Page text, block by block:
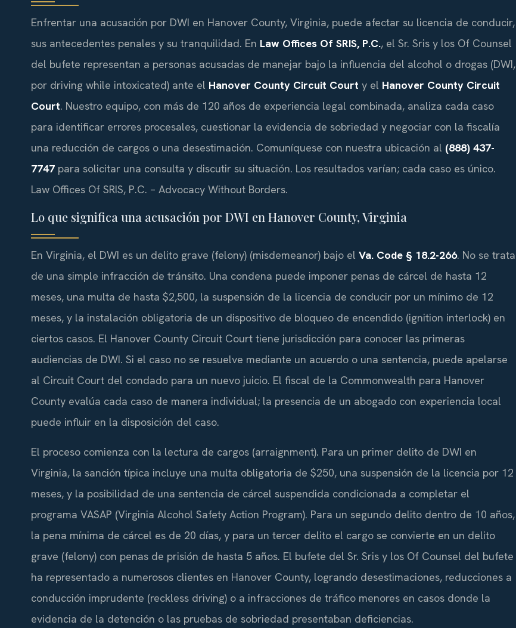
Enfrentar una acusación por DWI en Hanover County, Virginia, puede afectar su licencia de conducir,
sus antecedentes penales y su tranquilidad. En Law Offices Of SRIS, P.C., el Sr. Sris y los Of Counsel
del bufete representan a personas acusadas de manejar bajo la influencia del alcohol o drogas (DWI,
por driving while intoxicated) ante el Hanover County Circuit Court y el Hanover County Circuit
Court. Nuestro equipo, con más de 120 años de experiencia legal combinada, analiza cada caso
para identificar errores procesales, cuestionar la evidencia de sobriedad y negociar con la fiscalía
una reducción de cargos o una desestimación. Comuníquese con nuestra ubicación al (888) 437-
7747 para solicitar una consulta y discutir su situación. Los resultados varían; cada caso es único.
Law Offices Of SRIS, P.C. – Advocacy Without Borders.
Lo que significa una acusación por DWI en Hanover County, Virginia
En Virginia, el DWI es un delito grave (felony) (misdemeanor) bajo el Va. Code § 18.2-266. No se trata
de una simple infracción de tránsito. Una condena puede imponer penas de cárcel de hasta 12
meses, una multa de hasta $2,500, la suspensión de la licencia de conducir por un mínimo de 12
meses, y la instalación obligatoria de un dispositivo de bloqueo de encendido (ignition interlock) en
ciertos casos. El Hanover County Circuit Court tiene jurisdicción para conocer las primeras
audiencias de DWI. Si el caso no se resuelve mediante un acuerdo o una sentencia, puede apelarse
al Circuit Court del condado para un nuevo juicio. El fiscal de la Commonwealth para Hanover
County evalúa cada caso de manera individual; la presencia de un abogado con experiencia local
puede influir en la disposición del caso.
El proceso comienza con la lectura de cargos (arraignment). Para un primer delito de DWI en
Virginia, la sanción típica incluye una multa obligatoria de $250, una suspensión de la licencia por 12
meses, y la posibilidad de una sentencia de cárcel suspendida condicionada a completar el
programa VASAP (Virginia Alcohol Safety Action Program). Para un segundo delito dentro de 10 años,
la pena mínima de cárcel es de 20 días, y para un tercer delito el cargo se convierte en un delito
grave (felony) con penas de prisión de hasta 5 años. El bufete del Sr. Sris y los Of Counsel del bufete
ha representado a numerosos clientes en Hanover County, logrando desestimaciones, reducciones a
conducción imprudente (reckless driving) o a infracciones de tráfico menores en casos donde la
evidencia de la detención o las pruebas de sobriedad presentaban deficiencias.